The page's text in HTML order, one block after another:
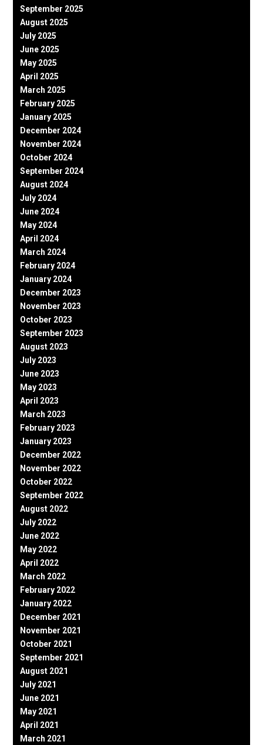
September 2025
August 2025
July 2025
June 2025
May 2025
April 2025
March 2025
February 2025
January 2025
December 2024
November 2024
October 2024
September 2024
August 2024
July 2024
June 2024
May 2024
April 2024
March 2024
February 2024
January 2024
December 2023
November 2023
October 2023
September 2023
August 2023
July 2023
June 2023
May 2023
April 2023
March 2023
February 2023
January 2023
December 2022
November 2022
October 2022
September 2022
August 2022
July 2022
June 2022
May 2022
April 2022
March 2022
February 2022
January 2022
December 2021
November 2021
October 2021
September 2021
August 2021
July 2021
June 2021
May 2021
April 2021
March 2021